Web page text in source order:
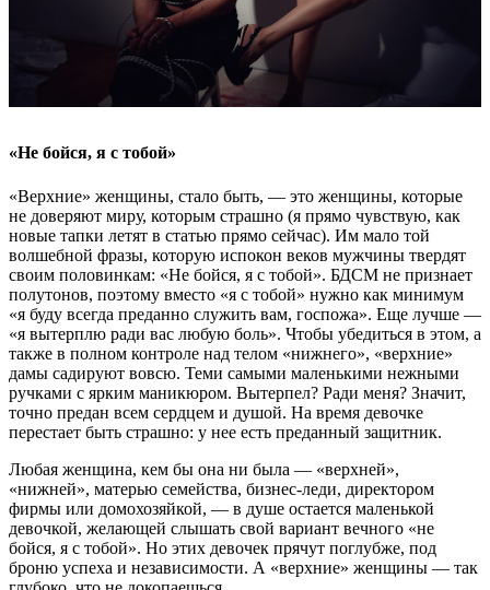
«Не бойся, я с тобой»
«Верхние» женщины, стало быть, — это женщины, которые
не доверяют миру, которым страшно (я прямо чувствую, как
новые тапки летят в статью прямо сейчас). Им мало той
волшебной фразы, которую испокон веков мужчины твердят
своим половинкам: «Не бойся, я с тобой». БДСМ не признает
полутонов, поэтому вместо «я с тобой» нужно как минимум
«я буду всегда преданно служить вам, госпожа». Еще лучше —
«я вытерплю ради вас любую боль». Чтобы убедиться в этом, а
также в полном контроле над телом «нижнего», «верхние»
дамы садируют вовсю. Теми самыми маленькими нежными
ручками с ярким маникюром. Вытерпел? Ради меня? Значит,
точно предан всем сердцем и душой. На время девочке
перестает быть страшно: у нее есть преданный защитник.
Любая женщина, кем бы она ни была — «верхней»,
«нижней», матерью семейства, бизнес-леди, директором
фирмы или домохозяйкой, — в душе остается маленькой
девочкой, желающей слышать свой вариант вечного «не
бойся, я с тобой». Но этих девочек прячут поглубже, под
броню успеха и независимости. А «верхние» женщины — так